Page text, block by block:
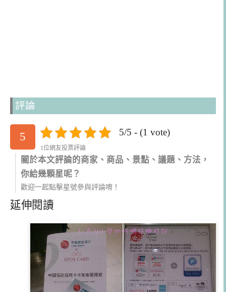
評論
5 5/5 - (1 vote)
1位網友投票評論
關於本文評論的商家、商品、景點、議題、方法，
你給幾顆星呢？
歡迎一起點擊星號參與評論唷！
延伸閱讀